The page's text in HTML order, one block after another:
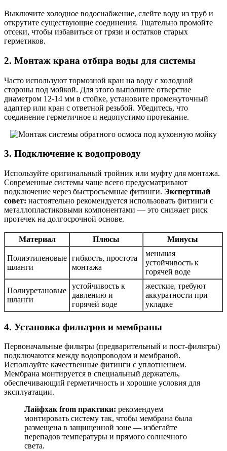
Выключите холодное водоснабжение, слейте воду из труб и
открутите существующие соединения. Тщательно промойте
отсеки, чтобы избавиться от грязи и остатков старых
герметиков.
2. Монтаж крана отбира воды для системы
Часто используют тормозной кран на воду с холодной
стороны под мойкой. Для этого выполните отверстие
диаметром 12-14 мм в стойке, установите промежуточный
адаптер или кран с ответной резьбой. Убедитесь, что
соединение герметичное и недопустимо протекание.
3. Подключение к водопроводу
Используйте оригинальный тройник или муфту для монтажа.
Современные системы чаще всего предусматривают
подключение через быстросъемные фитинги. Экспертный
совет: настоятельно рекомендуется использовать фитинги с
металлопластиковыми компонентами — это снижает риск
протечек на долгосрочной основе.
Материал Плюсы Минусы
Полиэтиленовые
шланги
гибкость, простота
монтажа
меньшая
устойчивость к
горячей воде
Полиуретановые
шланги
устойчивость к
давлению и
горячей воде
жесткие, требуют
аккуратности при
укладке
4. Установка фильтров и мембраны
Первоначальные фильтры (предварительный и пост-фильтры)
подключаются между водопроводом и мембраной.
Используйте качественные фитинги с уплотнением.
Мембрана монтируется в специальный держатель,
обеспечивающий герметичность и хорошие условия для
эксплуатации.
Лайфхак from практики: рекомендуем
монтировать систему так, чтобы мембрана была
размещена в защищенной зоне — избегайте
перепадов температуры и прямого солнечного
света.